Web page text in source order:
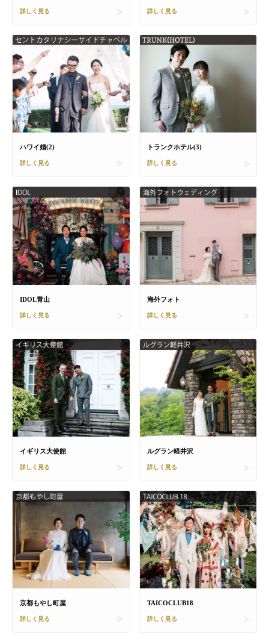
詳しく見る 詳しく見る
ハワイ婚(2)
詳しく見る
トランクホテル(3)
詳しく見る
IDOL青山
詳しく見る
海外フォト
詳しく見る
イギリス大使館
詳しく見る
ルグラン軽井沢
詳しく見る
京都もやし町屋
詳しく見る
TAICOCLUB18
詳しく見る